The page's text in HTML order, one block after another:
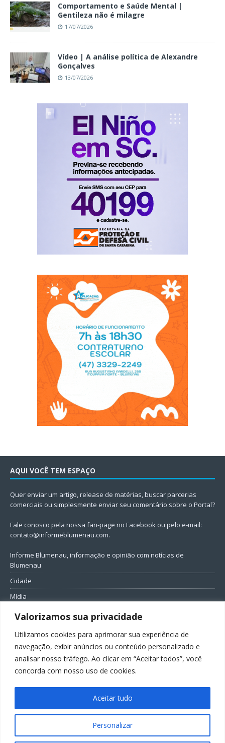
Valorizamos sua privacidade
Utilizamos cookies para aprimorar sua experiência de
navegação, exibir anúncios ou conteúdo personalizado e
analisar nosso tráfego. Ao clicar em “Aceitar todos”, você
concorda com nosso uso de cookies.
Personalizar
Aceitar tudo
Comportamento e Saúde Mental |
Gentileza não é milagre
17/07/2026
Vídeo | A análise política de Alexandre
Gonçalves
13/07/2026
AQUI VOCÊ TEM ESPAÇO
Quer enviar um artigo, release de matérias, buscar parcerias
comerciais ou simplesmente enviar seu comentário sobre o Portal?
Fale conosco pela nossa fan-page no Facebook ou pelo e-mail:
contato@informeblumenau.com.
Informe Blumenau, informação e opinião com notícias de
Blumenau
Cidade
Mídia
Entretenimento
Política
FIQUE CONECTADO